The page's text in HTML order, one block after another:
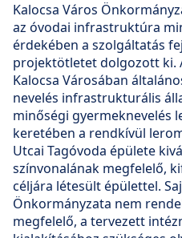
Kalocsa Város
az óvodai infrastruktúra
érdekében a szolgáltatás
projektötletet dolgozott ki.
Kalocsa Városában
nevelés infrastrukturális
minőségi gyermeknevelés
keretében a rendkívül
Utcai Tagóvoda épülete
színvonalának megfelelő,
céljára létesült épülettel.
Önkormányzata nem
megfelelő, a tervezett